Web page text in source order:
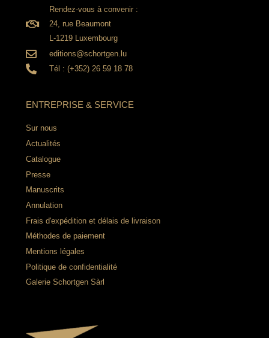
Rendez-vous à convenir :
24, rue Beaumont
L-1219 Luxembourg
editions@schortgen.lu
Tél : (+352) 26 59 18 78
ENTREPRISE & SERVICE
Sur nous
Actualités
Catalogue
Presse
Manuscrits
Annulation
Frais d'expédition et délais de livraison
Méthodes de paiement
Mentions légales
Politique de confidentialité
Galerie Schortgen Sàrl